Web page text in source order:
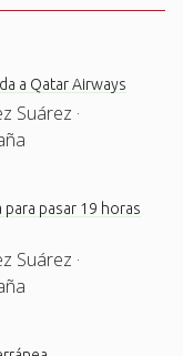
a Qatar Airways
Suárez ·
pasar 19 horas
Suárez ·